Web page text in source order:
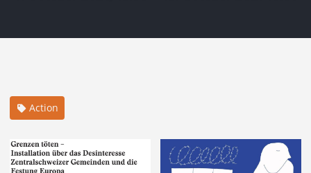
Action